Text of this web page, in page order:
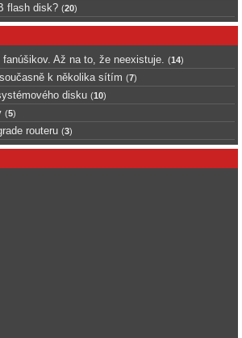
flash disk? (20)
Až na to, že neexistuje. (14)
k několika sítím (7)
disku (10)
(5)
routeru (3)